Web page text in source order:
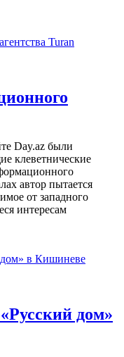
Day.az были
клеветнические
автор пытается
от западного
интересам
дом»